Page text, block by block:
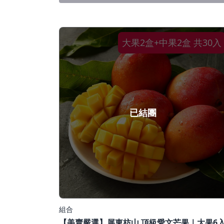
大果2盒+中果2盒 共30入
已結團
組合